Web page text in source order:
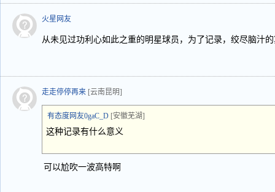
火星网友
从未见过功利心如此之重的明星球员，为了记录，绞尽脑汁
走走停停再来 [云南昆明]
有态度网友0gaC_D [安徽芜湖]
这种记录有什么意义
可以尬吹一波高特啊